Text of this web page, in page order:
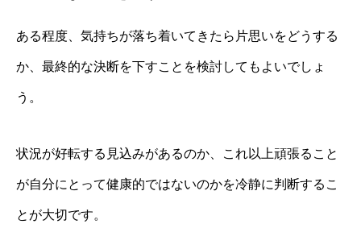
ある程度、気持ちが落ち着いてきたら片思いをどうする
か、最終的な決断を下すことを検討してもよいでしょ
う。
状況が好転する見込みがあるのか、これ以上頑張ること
が自分にとって健康的ではないのかを冷静に判断するこ
とが大切です。